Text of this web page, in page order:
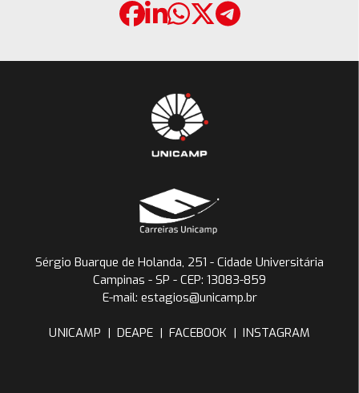
Sérgio Buarque de Holanda, 251 - Cidade Universitária
Campinas - SP - CEP: 13083-859
E-mail: estagios@unicamp.br
UNICAMP | DEAPE | FACEBOOK | INSTAGRAM